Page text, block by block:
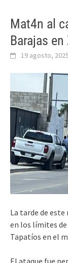
Mat4n al
Barajas
19 agosto, 2025
La tarde de
en los límites
Tapatíos en el
El ataque fue